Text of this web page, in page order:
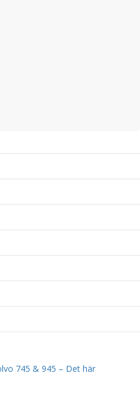
745 & 945 – Det här